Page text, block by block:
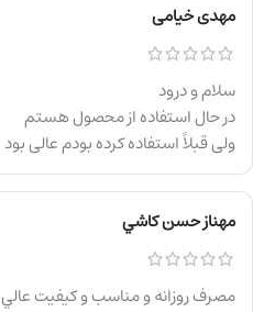
مهدی خیامی
سلام و درود
در حال استفاده از محصول هستم
ولی قبلاً استفاده کرده بودم عالی بود
مهناز حسن كاشي
مصرف روزانه و مناسب و كيفيت عالي